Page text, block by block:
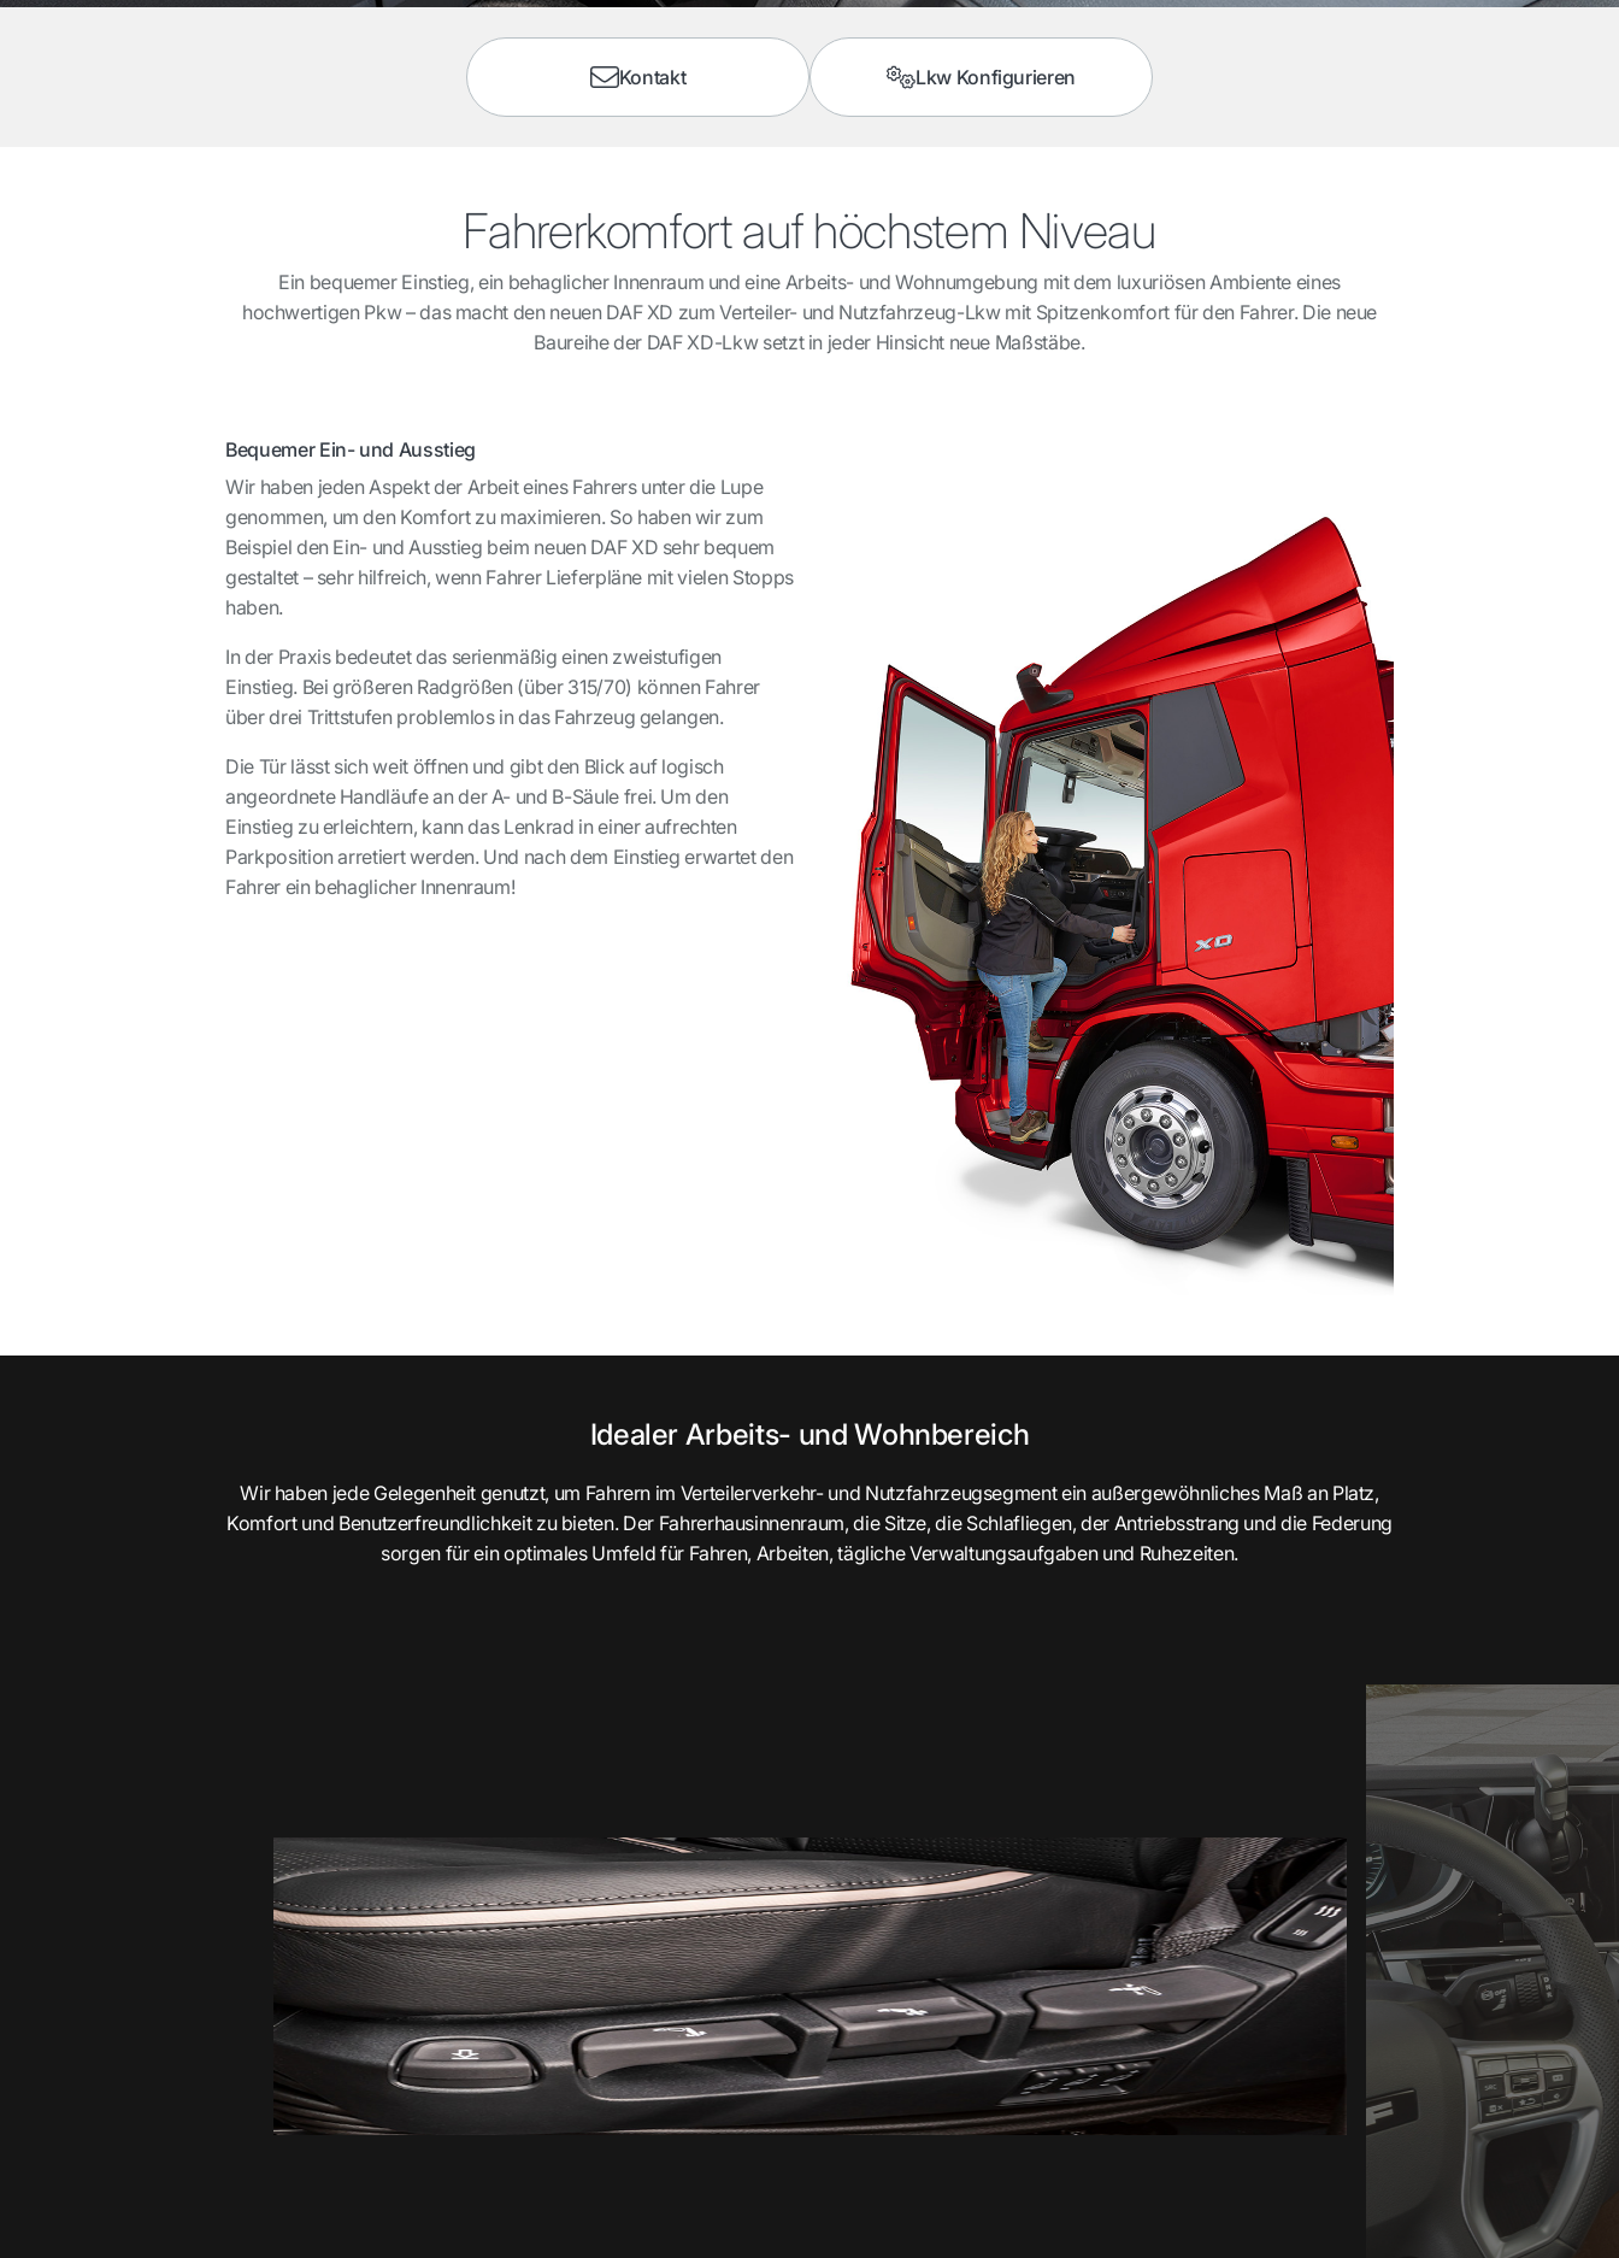
Kontakt Lkw Konfigurieren
Fahrerkomfort auf höchstem Niveau
Ein bequemer Einstieg, ein behaglicher Innenraum und eine Arbeits- und Wohnumgebung mit dem luxuriösen Ambiente eines
hochwertigen Pkw – das macht den neuen DAF XD zum Verteiler- und Nutzfahrzeug-Lkw mit Spitzenkomfort für den Fahrer. Die neue
Baureihe der DAF XD-Lkw setzt in jeder Hinsicht neue Maßstäbe.
Bequemer Ein- und Ausstieg
Wir haben jeden Aspekt der Arbeit eines Fahrers unter die Lupe
genommen, um den Komfort zu maximieren. So haben wir zum
Beispiel den Ein- und Ausstieg beim neuen DAF XD sehr bequem
gestaltet – sehr hilfreich, wenn Fahrer Lieferpläne mit vielen Stopps
haben.
In der Praxis bedeutet das serienmäßig einen zweistufigen
Einstieg. Bei größeren Radgrößen (über 315/70) können Fahrer
über drei Trittstufen problemlos in das Fahrzeug gelangen.
Die Tür lässt sich weit öffnen und gibt den Blick auf logisch
angeordnete Handläufe an der A- und B-Säule frei. Um den
Einstieg zu erleichtern, kann das Lenkrad in einer aufrechten
Parkposition arretiert werden. Und nach dem Einstieg erwartet den
Fahrer ein behaglicher Innenraum!
Idealer Arbeits- und Wohnbereich
Wir haben jede Gelegenheit genutzt, um Fahrern im Verteilerverkehr- und Nutzfahrzeugsegment ein außergewöhnliches Maß an Platz,
Komfort und Benutzerfreundlichkeit zu bieten. Der Fahrerhausinnenraum, die Sitze, die Schlafliegen, der Antriebsstrang und die Federung
sorgen für ein optimales Umfeld für Fahren, Arbeiten, tägliche Verwaltungsaufgaben und Ruhezeiten.